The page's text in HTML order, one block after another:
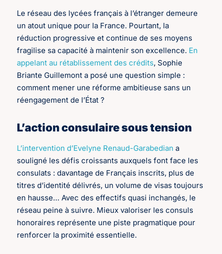
Le réseau des lycées français à l’étranger demeure
un atout unique pour la France. Pourtant, la
réduction progressive et continue de ses moyens
fragilise sa capacité à maintenir son excellence. En
appelant au rétablissement des crédits, Sophie
Briante Guillemont a posé une question simple :
comment mener une réforme ambitieuse sans un
réengagement de l’État ?
L’action consulaire sous tension
L’intervention d’Evelyne Renaud-Garabedian a
souligné les défis croissants auxquels font face les
consulats : davantage de Français inscrits, plus de
titres d’identité délivrés, un volume de visas toujours
en hausse… Avec des effectifs quasi inchangés, le
réseau peine à suivre. Mieux valoriser les consuls
honoraires représente une piste pragmatique pour
renforcer la proximité essentielle.